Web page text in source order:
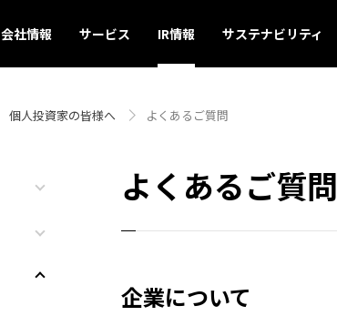
会社情報 サービス IR情報 サステナビリティ
個人投資家の皆様へ よくあるご質問
よくあるご質問
企業について